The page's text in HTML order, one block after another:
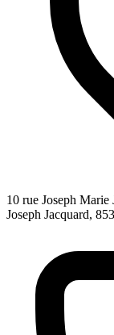
10 rue Joseph
Joseph Jacquard,